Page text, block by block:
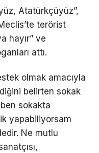
Atatürkçüyüz”,
terörist
hayır” ve
attı.
olmak amacıyla
belirten sokak
sokakta
yapabiliyorsam
Ne mutlu